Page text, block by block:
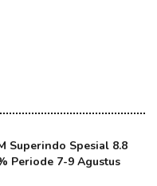
Superindo Spesial 8.8
Periode 7-9 Agustus